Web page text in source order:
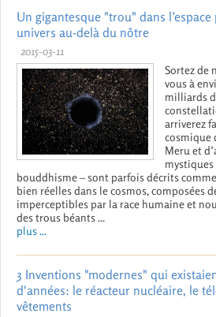
Un gigantesque "trou" dans
univers au-delà du nôtre
2015-03-11
Sortez de
vous à
milliards
arriverez
cosmique
Meru et
bouddhisme – sont parfois décrits
bien réelles dans le cosmos, composées
imperceptibles par la race humaine et
des trous béants ...
plus ...
3 Inventions "modernes" qui
d'années: le réacteur nucléaire, le
vêtements